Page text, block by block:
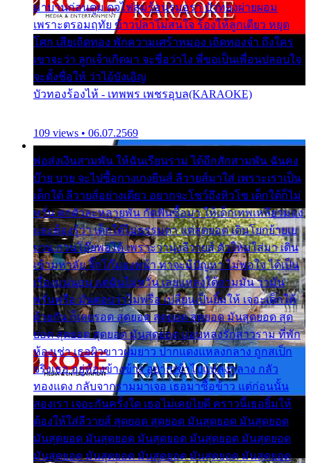
มาบานก่อนตูม ดุจไฟสุมร้อนรุมอุรา บัวทองผ่ายผอม
เพราะตรอมฤทัย ข้าวปลาไม่สนใจ ร้องไห้ลูกเดียว หยุด
โศก เสียเถิดทอง พักความเศร้าหมอง เถิดทองจ๋า ถึงใคร
เขาจะว่า ลูกเจ้าเกิดมา จะชื่อว่าไง พี่ขอเป็นเพื่อนปลอบใจ
จะตั้งชื่อให้ ว่าไอ้บังเอิญ
บัวทองร้องไห้ - เทพพร เพชรอุบล(KARAOKE)
109 views • 06.07.2569
พ่อส่งเงินสามพัน ให้ฉันเรียนราม ได้อีกสักสามพัน ฉันคง
บ๊าย บาย จะไปซื้อกางเกงยีนส์ ลีวายส์มาใส่ เพราะเราเป็น
เด็กใต้ ลีวายส์อย่างเดียว อยากจะโชว์ถึงหิวโซ เด็กใต้ก็ไม่
หวั่น ตกตัวละหลายพัน กัดฟันซื้อมา ให้เด็กเทพเหลียวมอง
และต้องรู้ว่า เด็กใต้ไม่ธรรมดา แต่สุดยอด เดินโยกย้ายเย
ยวน กวนโอ๊ยพอได้ เพราะว่านุ่งลีวายส์ ตัวใหม่ใส่มา เดิน
เข้ามหาลัย จิ๊กโก๊มองหน้า ท่าจะมีปัญหา ไม่พอใจ ได้เป็น
เรื่องแน่นอน แต่ฉันไม่หวั่น เลยแหลงใต้ถามมัน ว่ามัน
พรั่นพรือ มันตอบว่าไม่พรื่อ เปลี่ยนเป็นยิ้มให้ เจอะเด็กใต้
ด้วยกัน ก็เลยรอด สุดยอด สุดยอด สุดยอด มันสุดยอด สุด
ยอด สุดยอด สุดยอด มันสุดยอด แอบหลงรักสาวราม ที่พัก
ห้องเช่า เธอผิวขาวผมยาว ปากแดงแหลงกลาง ถูกสเป็ก
จริงเธอ อยู่ห้องข้างข้าง อยากเข้าไปแหลงกลาง กลัว
ทองแดง กลับจากรามมาเจอ เธอมาซื้อข้าว แต่ก่อนนั้น
สองเรา เจอะกันครั้งใด เธอไม่เคยไยดี คราวนี้เธอยิ้มให้
ต้องให้ใส่ลีวายส์ สุดยอด สุดยอด มันสุดยอด มันสุดยอด
มันสุดยอด มันสุดยอด มันสุดยอด มันสุดยอด มันสุดยอด
มันสุดยอด มันสุดยอด มันสุดยอด มันสุดยอด มันสุดยอด